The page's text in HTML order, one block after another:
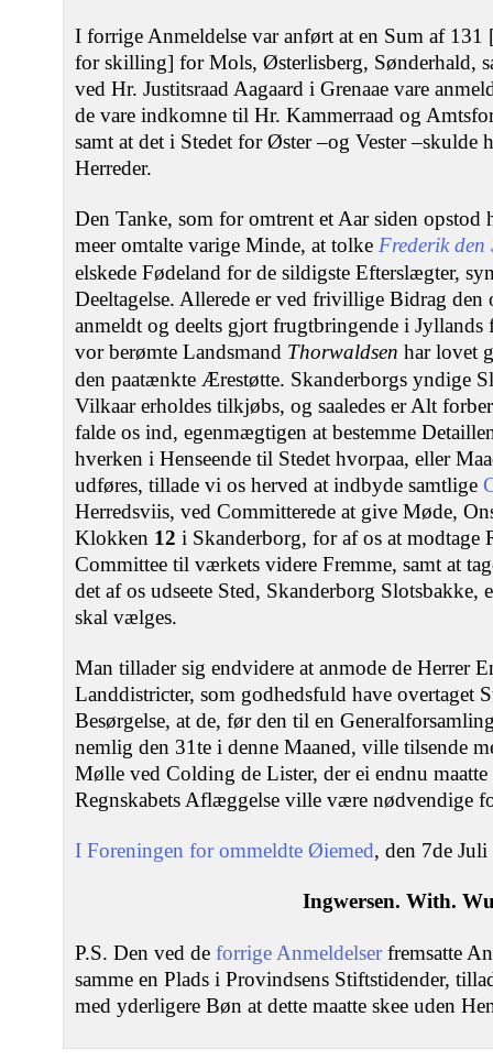
I forrige Anmeldelse var anført at en Sum af
for skilling] for Mols, Østerlisberg, Sønderhald,
ved Hr. Justitsraad Aagaard i Grenaae vare
de vare indkomne til Hr. Kammerraad og
samt at det i Stedet for Øster –og Vester –skulde
Herreder.
Den Tanke, som for omtrent et Aar siden opstod
meer omtalte varige Minde, at tolke Frederik den
elskede Fødeland for de sildigste Efterslægter,
Deeltagelse. Allerede er ved frivillige Bidrag
anmeldt og deelts gjort frugtbringende i Jyllands
vor berømte Landsmand Thorwaldsen har lovet
den paatænkte Ærestøtte. Skanderborgs yndige
Vilkaar erholdes tilkjøbs, og saaledes er Alt
falde os ind, egenmægtigen at bestemme
hverken i Henseende til Stedet hvorpaa, eller
udføres, tillade vi os herved at indbyde samtlige
Herredsviis, ved Committerede at give Møde,
Klokken 12 i Skanderborg, for af os at modtage
Committee til værkets videre Fremme, samt at
det af os udseete Sted, Skanderborg Slotsbakke,
skal vælges.
Man tillader sig endvidere at anmode de Herrer
Landdistricter, som godhedsfuld have overtaget
Besørgelse, at de, før den til en
nemlig den 31te i denne Maaned, ville tilsende
Mølle ved Colding de Lister, der ei endnu
Regnskabets Aflæggelse ville være nødvendige
I Foreningen for ommeldte Øiemed, den 7de
Ingwersen. With.
P.S. Den ved de forrige Anmeldelserfremsatte
samme en Plads i Provindsens Stiftstidender,
med yderligere Bøn at dette maatte skee uden